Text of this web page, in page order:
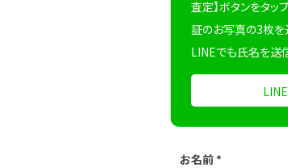
査定】ボタンをタ
証のお写真の3枚を
LINEでも氏名を送
お名前 *